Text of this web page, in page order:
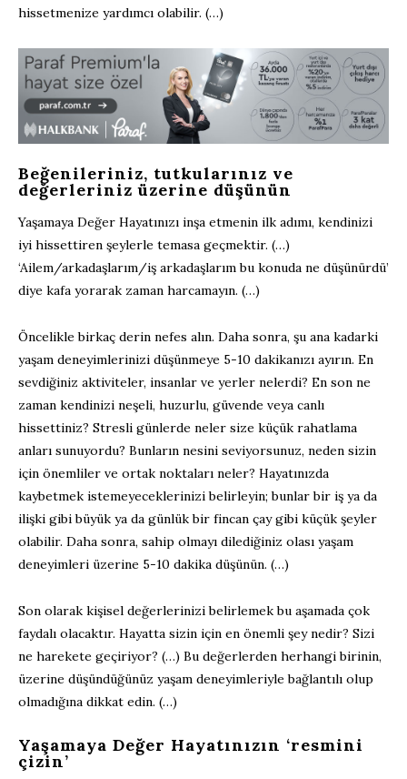
hissetmenize yardımcı olabilir. (…)
Beğenileriniz, tutkularınız ve
değerleriniz üzerine düşünün
Yaşamaya Değer Hayatınızı inşa etmenin ilk adımı, kendinizi
iyi hissettiren şeylerle temasa geçmektir. (…)
‘Ailem/arkadaşlarım/iş arkadaşlarım bu konuda ne düşünürdü’
diye kafa yorarak zaman harcamayın. (…)
Öncelikle birkaç derin nefes alın. Daha sonra, şu ana kadarki
yaşam deneyimlerinizi düşünmeye 5-10 dakikanızı ayırın. En
sevdiğiniz aktiviteler, insanlar ve yerler nelerdi? En son ne
zaman kendinizi neşeli, huzurlu, güvende veya canlı
hissettiniz? Stresli günlerde neler size küçük rahatlama
anları sunuyordu? Bunların nesini seviyorsunuz, neden sizin
için önemliler ve ortak noktaları neler? Hayatınızda
kaybetmek istemeyeceklerinizi belirleyin; bunlar bir iş ya da
ilişki gibi büyük ya da günlük bir fincan çay gibi küçük şeyler
olabilir. Daha sonra, sahip olmayı dilediğiniz olası yaşam
deneyimleri üzerine 5-10 dakika düşünün. (…)
Son olarak kişisel değerlerinizi belirlemek bu aşamada çok
faydalı olacaktır. Hayatta sizin için en önemli şey nedir? Sizi
ne harekete geçiriyor? (…) Bu değerlerden herhangi birinin,
üzerine düşündüğünüz yaşam deneyimleriyle bağlantılı olup
olmadığına dikkat edin. (…)
Yaşamaya Değer Hayatınızın ‘resmini
çizin’